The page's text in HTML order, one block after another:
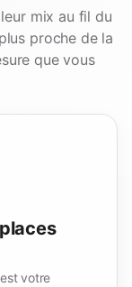
mix au fil du
proche de la
que vous
votre